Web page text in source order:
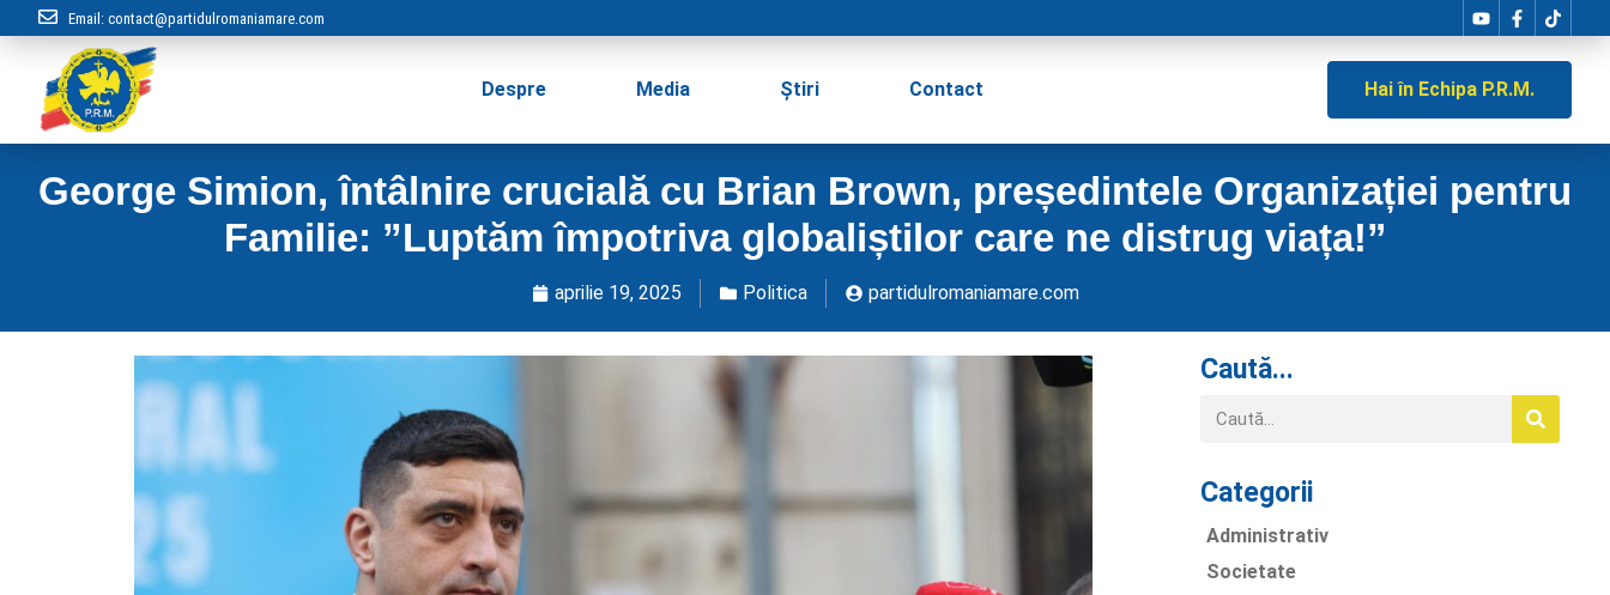
Email: contact@partidulromaniamare.com
Despre Media Știri Contact Hai în Echipa P.R.M.
George Simion, întâlnire crucială cu Brian Brown, președintele Organizației pentru
Familie: ”Luptăm împotriva globaliștilor care ne distrug viața!”
aprilie 19, 2025 Politica partidulromaniamare.com
Caută...
Categorii
Administrativ
Societate